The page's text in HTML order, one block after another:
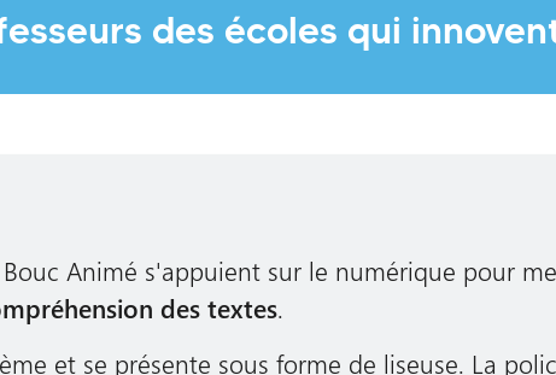
des écoles qui
Animé s'appuient sur le numérique pour
des textes.
et se présente sous forme de liseuse. La